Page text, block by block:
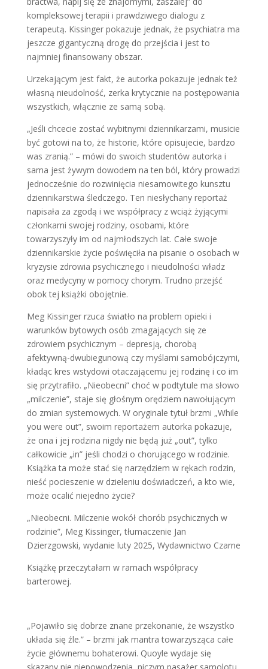
kompleksowej terapii i prawdziwego dialogu z
terapeutą. Kissinger pokazuje jednak, że psychiatra ma
jeszcze gigantyczną drogę do przejścia i jest to
najmniej finansowany obszar.
Urzekającym jest fakt, że autorka pokazuje jednak też
własną nieudolność, zerka krytycznie na postępowania
wszystkich, włącznie ze samą sobą.
„Jeśli chcecie zostać wybitnymi dziennikarzami, musicie
być gotowi na to, że historie, które opisujecie, bardzo
was zranią.” – mówi do swoich studentów autorka i
sama jest żywym dowodem na ten ból, który prowadzi
jednocześnie do rozwinięcia niesamowitego kunsztu
dziennikarstwa śledczego. Ten niesłychany reportaż
napisała za zgodą i we współpracy z wciąż żyjącymi
członkami swojej rodziny, osobami, które
towarzyszyły im od najmłodszych lat. Całe swoje
dziennikarskie życie poświęciła na pisanie o osobach w
kryzysie zdrowia psychicznego i nieudolności władz
oraz medycyny w pomocy chorym. Trudno przejść
obok tej książki obojętnie.
Meg Kissinger rzuca światło na problem opieki i
warunków bytowych osób zmagających się ze
zdrowiem psychicznym – depresją, chorobą
afektywną-dwubiegunową czy myślami samobójczymi,
kładąc kres wstydowi otaczającemu jej rodzinę i co im
się przytrafiło. „Nieobecni” choć w podtytule ma słowo
„milczenie”, staje się głośnym orędziem nawołującym
do zmian systemowych. W oryginale tytuł brzmi „While
you were out”, swoim reportażem autorka pokazuje,
że ona i jej rodzina nigdy nie będą już „out”, tylko
całkowicie „in” jeśli chodzi o chorującego w rodzinie.
Książka ta może stać się narzędziem w rękach rodzin,
nieść pocieszenie w dzieleniu doświadczeń, a kto wie,
może ocalić niejedno życie?
„Nieobecni. Milczenie wokół chorób psychicznych w
rodzinie”, Meg Kissinger, tłumaczenie Jan
Dzierzgowski, wydanie luty 2025, Wydawnictwo Czarne
Książkę przeczytałam w ramach współpracy
barterowej.
„Pojawiło się dobrze znane przekonanie, że wszystko
układa się źle.” – brzmi jak mantra towarzysząca całe
życie głównemu bohaterowi. Quoyle wydaje się